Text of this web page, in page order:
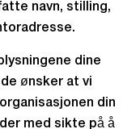
navn, stilling,
dine
ønsker at vi
din
med sikte på å